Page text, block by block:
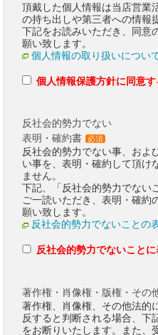
頂戴した個人情報は当店営業
の持ち出しや第三者への情報
下記をお読みいただき、同意
願い致します。
個人情報の取り扱いについ
個人情報保護方針に同意す
反社会的勢力でない
表明・確約書
必須
反社会的勢力でない事、およ
い事を、表明・確約して頂け
ません。
下記、「反社会的勢力でない
ご一読いただき、表明・確約
願い致します。
反社会的勢力でないことの
反社会的勢力でないこと
著作権・肖像権・版権・その
著作権、肖像権、その他法的
反すると判断される場合、下
をお断りいたします。また、